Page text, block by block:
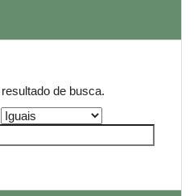
de busca.